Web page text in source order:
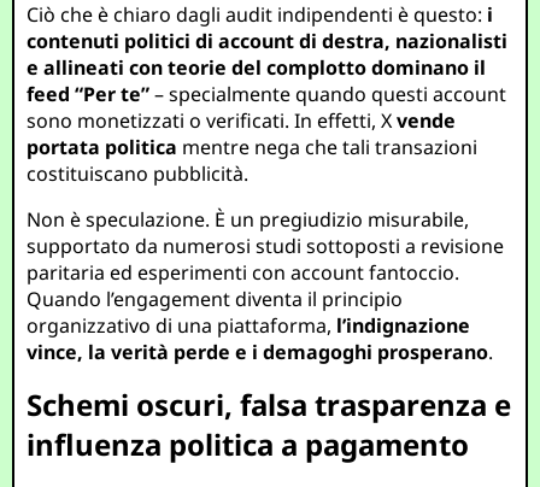
Ciò che è chiaro dagli audit indipendenti è questo: i
contenuti politici di account di destra, nazionalisti
e allineati con teorie del complotto dominano il
feed “Per te”– specialmente quando questi account
sono monetizzati o verificati. In effetti, Xvende
portata politica mentre nega che tali transazioni
costituiscano pubblicità.
Non è speculazione. È un pregiudizio misurabile,
supportato da numerosi studi sottoposti a revisione
paritaria ed esperimenti con account fantoccio.
Quando l’engagement diventa il principio
organizzativo di una piattaforma, l’indignazione
vince, la verità perde e i demagoghi prosperano.
Schemi oscuri, falsa trasparenza e
influenza politica a pagamento